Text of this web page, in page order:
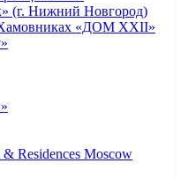
(г. Нижний Новгород)
«ДОМ XXII»
Residences Moscow